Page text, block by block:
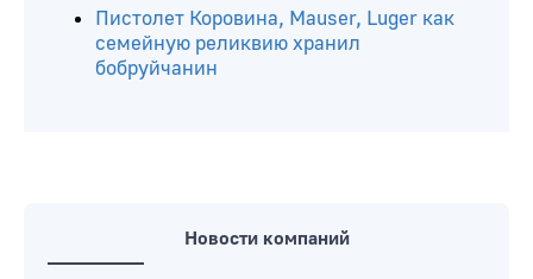
Пистолет Коровина, Mauser, Luger как
семейную реликвию хранил
бобруйчанин
Новости компаний